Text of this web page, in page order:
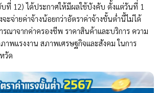
ที่ 12) ได้ประกาศให้มีผลใช้บังคับ ตั้งแต่วันที่ 1
ะจ่ายค่าจ้างน้อยกว่าอัตราค่าจ้างขั้นต่ำนี้ไม่ได้
รณาจากค่าครองชีพ ราคาสินค้าและบริการ ความ
าพแรงงาน สภาพเศรษฐกิจและสังคม ในการ
วัด